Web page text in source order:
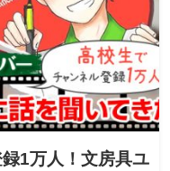
1万人！文房具ユ